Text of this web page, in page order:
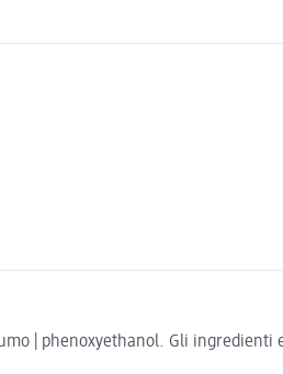
| phenoxyethanol. Gli ingredienti